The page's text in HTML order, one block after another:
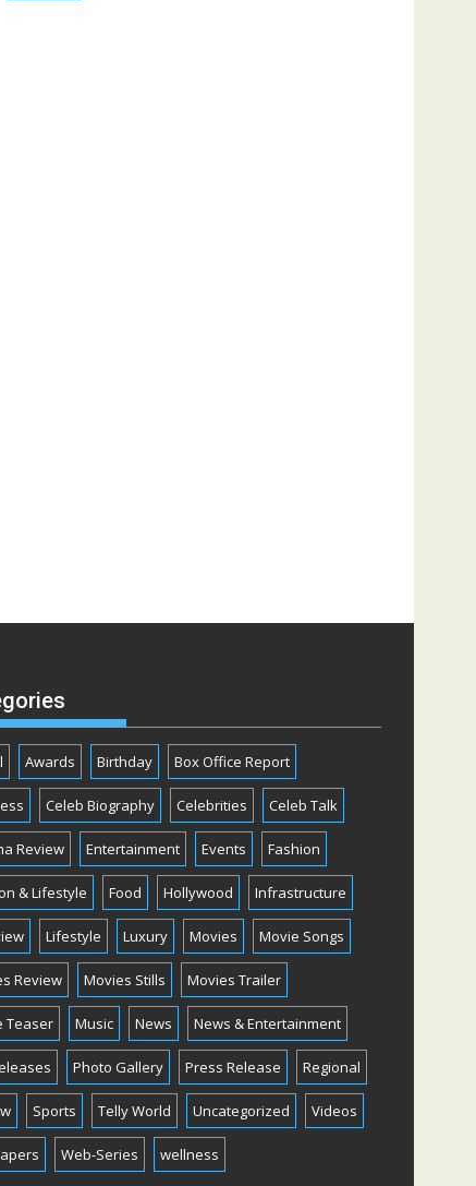
Awards Birthday Box Office Report
Celeb Biography Celebrities Celeb Talk
Review Entertainment Events Fashion
& Lifestyle Food Hollywood Infrastructure
Lifestyle Luxury Movies Movie Songs
Review Movies Stills Movies Trailer
Teaser Music News News & Entertainment
Photo Gallery Press Release Regional
Sports Telly World Uncategorized Videos
Web-Series wellness